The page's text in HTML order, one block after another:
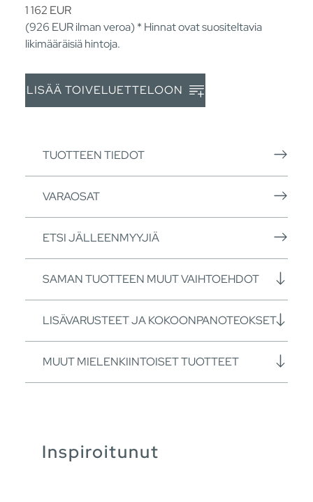
1 162 EUR
(926 EURilman veroa) * Hinnat ovat suositeltavia
likimääräisiä hintoja.
LISÄÄ TOIVELUETTELOON
TUOTTEEN TIEDOT
VARAOSAT
ETSI JÄLLEENMYYJIÄ
SAMAN TUOTTEEN MUUT VAIHTOEHDOT
LISÄVARUSTEET JA KOKOONPANOTEOKSET
MUUT MIELENKIINTOISET TUOTTEET
Inspiroitunut